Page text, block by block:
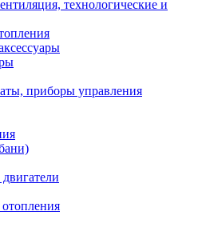
технологические и
приборы управления